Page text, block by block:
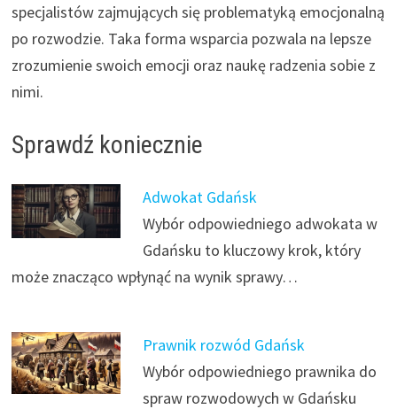
specjalistów zajmujących się problematyką emocjonalną
po rozwodzie. Taka forma wsparcia pozwala na lepsze
zrozumienie swoich emocji oraz naukę radzenia sobie z
nimi.
Sprawdź koniecznie
Adwokat Gdańsk
Wybór odpowiedniego adwokata w
Gdańsku to kluczowy krok, który
może znacząco wpłynąć na wynik sprawy…
Prawnik rozwód Gdańsk
Wybór odpowiedniego prawnika do
spraw rozwodowych w Gdańsku